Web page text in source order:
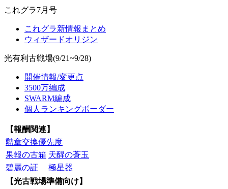
これグラ7月号
これグラ新情報まとめ
ウィザードオリジン
光有利古戦場(9/21~9/28)
開催情報/変更点
3500万編成
SWARM編成
個人ランキングボーダー
【報酬関連】
勲章交換優先度
果報の古箱 天醒の蒼玉
碧麗の証
極星器
【光古戦場準備向け】